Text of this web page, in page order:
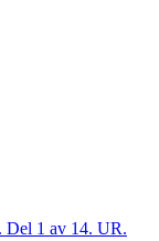
Del 1 av 14. UR.